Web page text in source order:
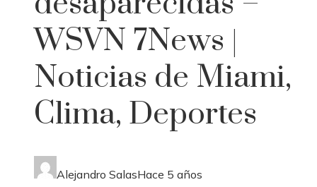
WSVN 7News |
Noticias de Miami,
Clima, Deportes
Alejandro SalasHace 5 años